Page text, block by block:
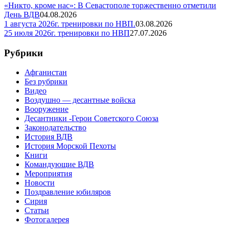
«Никто, кроме нас»: В Севастополе торжественно отметили
День ВДВ04.08.2026
1 августа 2026г. тренировки по НВП.03.08.2026
25 июля 2026г. тренировки по НВП27.07.2026
Рубрики
Афганистан
Без рубрики
Видео
Воздушно — десантные войска
Вооружение
Десантники -Герои Советского Союза
Законодательство
История ВДВ
История Морской Пехоты
Книги
Командующие ВДВ
Мероприятия
Новости
Поздравление юбиляров
Сирия
Статьи
Фотогалерея